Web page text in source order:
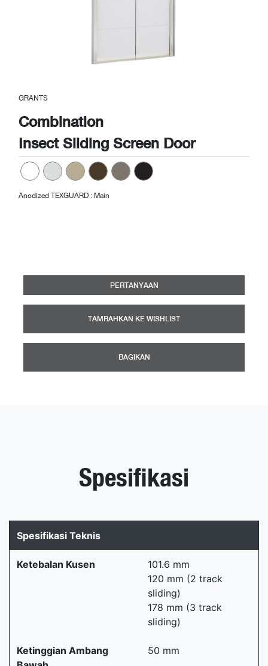
GRANTS
Combination
Insect Sliding Screen Door
Anodized TEXGUARD : Main
PERTANYAAN
TAMBAHKAN KE WISHLIST
BAGIKAN
Spesifikasi
Spesifikasi Teknis
Ketebalan Kusen
101.6 mm
120 mm (2 track
sliding)
178 mm (3 track
sliding)
Ketinggian Ambang
50 mm